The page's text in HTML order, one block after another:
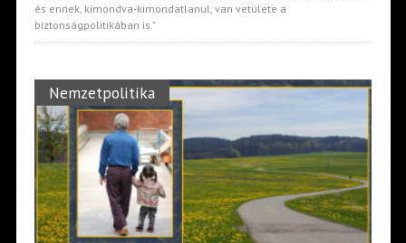
és ennek, kimondva-kimondatlanul, van vetülete a
biztonságpolitikában is."
Nemzetpolitika